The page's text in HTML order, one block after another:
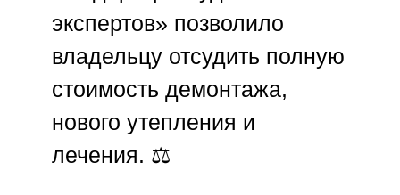
экспертов» позволило
владельцу отсудить полную
стоимость демонтажа,
нового утепления и
лечения. ⚖️